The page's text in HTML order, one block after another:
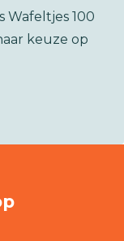
Wafeltjes 100
keuze op